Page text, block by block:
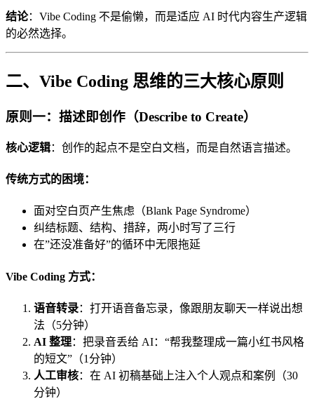
结论：Vibe Coding 不是偷懒，而是适应 AI 时代内容生产逻辑
的必然选择。
二、Vibe Coding 思维的三大核心原则
原则一：描述即创作（Describe to Create）
核心逻辑：创作的起点不是空白文档，而是自然语言描述。
传统方式的困境：
面对空白页产生焦虑（Blank Page Syndrome）
纠结标题、结构、措辞，两小时写了三行
在”还没准备好”的循环中无限拖延
Vibe Coding 方式：
语音转录：打开语音备忘录，像跟朋友聊天一样说出想
法（5分钟）
AI 整理：把录音丢给 AI：“帮我整理成一篇小红书风格
的短文”（1分钟）
人工审核：在 AI 初稿基础上注入个人观点和案例（30
分钟）